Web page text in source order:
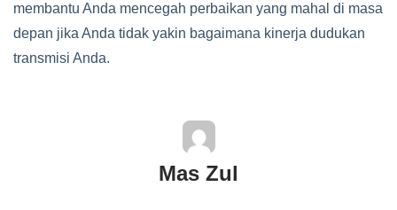
membantu Anda mencegah perbaikan yang mahal di masa
depan jika Anda tidak yakin bagaimana kinerja dudukan
transmisi Anda.
Mas Zul